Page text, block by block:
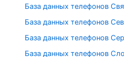
База данных телефонов
База данных телефонов
База данных телефонов
База данных телефонов